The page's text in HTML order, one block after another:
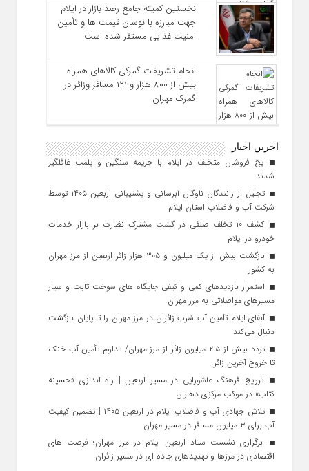
نخستین کمیته جامع رصد بازار در ایلام
جهت مبارزه با نوسان قیمت‌ ها و تأمین
امنیت غذایی مستقر شده است
انجام تشریفات گمرکی کالاهای همراه
بیش از ۸۰۰ هزار و ۱۲۱ مسافر وزائر در
گمرک مهران
آخرین اخبار
یخ‌ فروشان متخلف در ایلام با جریمه سنگین و پلمب غافلگیر
شدند
تجلیل از رانندگان ناوگان آبرسانی و پشتیبانی اربعین ۱۴۰۵ توسط
شرکت آب و فاضلاب استان ایلام
کشف ۱۰ تخلف صنفی در گشت مشترک نظارت بر بازار خدمات
خودرو در ایلام
بازگشت بیش از یک میلیون و ۳۰۵ هزار زائر اربعین از مرز مهران
به کشور
استمرار بازدیدهای کمی و کیفی جایگاه‌ های سوخت ثابت و سیار
مسیرهای مواصلاتی به مرز مهران
آبفای ایلام تأمین آب شرب زائران در مرز مهران را تا پایان بازگشت
دنبال می‌کند
تردد بیش از ۲.۵ میلیون زائر از مرز مهران/ تداوم تأمین آب خنک
تا خروج آخرین زائر
ترویج فرهنگ عاشورایی در مسیر اربعین | راه‌ اندازی «حسینه
کتاب» در موکب مرکزی دهلران
تلاش جهادی آب و فاضلاب ایلام در اربعین ۱۴۰۵ | تضمین کیفیت
آب برای ۳ میلیون مسافر در مسیر مهران
برگزاری نشست ستاد اربعین ایلام در مرز مهران؛ فرصت‌ های
اقتصادی در مرزها و تهدیدهای جاده‌ ای در مسیر زائران